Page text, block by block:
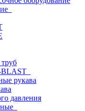
BLAST
рукава
давления